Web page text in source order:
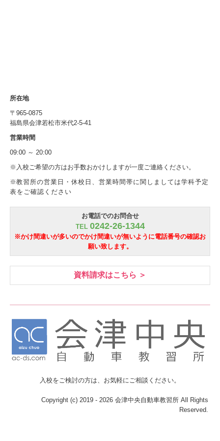
所在地
〒965-0875
福島県会津若松市米代2-5-41
営業時間
09:00 ～ 20:00
※入校ご希望の方はお手数おかけしますが一度ご連絡ください。
※教習所の営業日・休校日、営業時間帯に関しましては学科予定
表をご確認ください
お電話でのお問合せ
TEL 0242-26-1344
※かけ間違いが多いのでかけ間違いが無いように電話番号の確認お
願い致します。
資料請求はこちら ＞
入校をご検討の方は、 お気軽にご相談ください。
Copyright (c) 2019 - 2026 会津中央自動車教習所 All Rights
Reserved.